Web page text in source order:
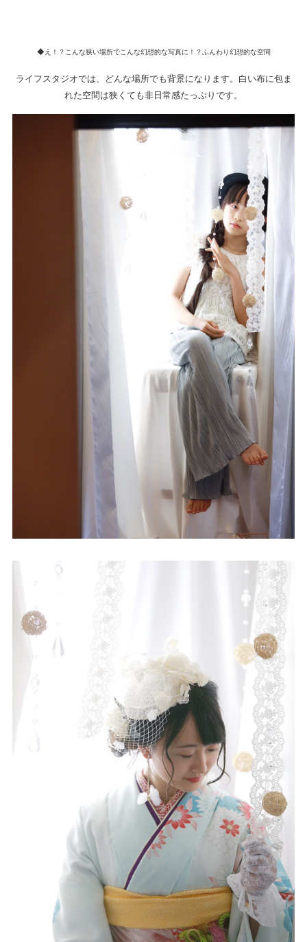
◆え！？こんな狭い場所でこんな幻想的な写真に！？ふんわり幻想的な空間
ライフスタジオでは、どんな場所でも背景になります。白い布に包ま
れた空間は狭くても非日常感たっぷりです。